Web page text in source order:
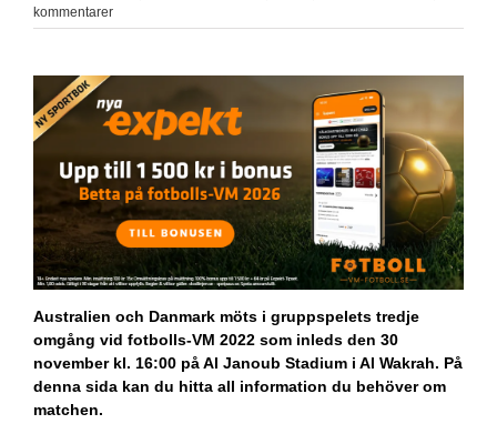
kommentarer
Australien och Danmark möts i gruppspelets tredje
omgång vid fotbolls-VM 2022 som inleds den 30
november kl. 16:00 på Al Janoub Stadium i Al Wakrah. På
denna sida kan du hitta all information du behöver om
matchen.